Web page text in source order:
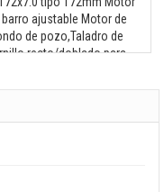
barro ajustable Motor de
de pozo,Taladro de
recto/doblado para
horizontal sin zanja